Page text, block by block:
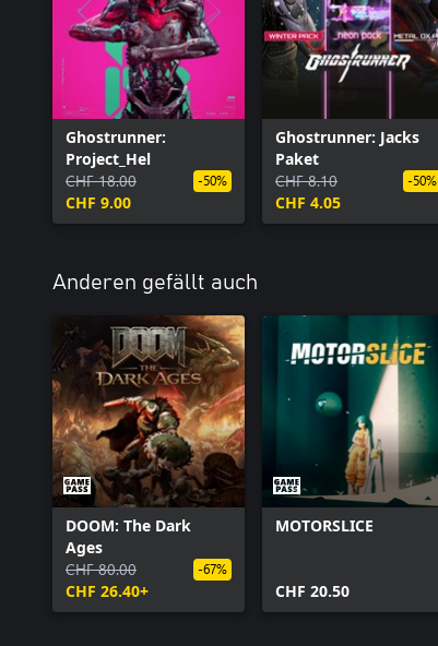
Ghostrunner:
Project_Hel
CHF 18.00
CHF 9.00
-50%
Ghostrunner: Jacks
Paket
CHF 8.10
CHF 4.05
-50%
Anderen gefällt auch
DOOM: The Dark
Ages
CHF 80.00
CHF 26.40+
-67%
MOTORSLICE
CHF 20.50